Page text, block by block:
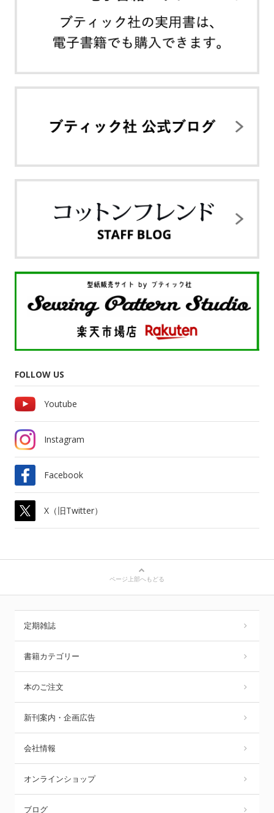
FOLLOW US
Youtube
Instagram
Facebook
X（旧Twitter）
ページ上部へもどる
定期雑誌
書籍カテゴリー
本のご注文
新刊案内・企画広告
会社情報
オンラインショップ
ブログ